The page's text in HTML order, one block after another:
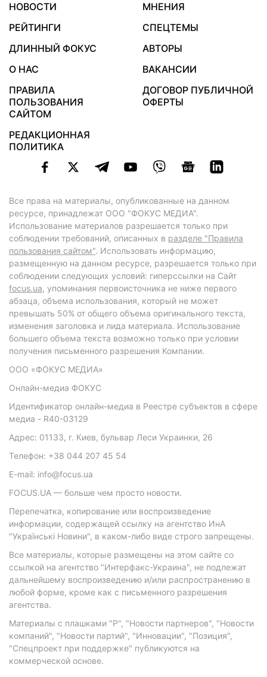
НОВОСТИ
МНЕНИЯ
РЕЙТИНГИ
СПЕЦТЕМЫ
ДЛИННЫЙ ФОКУС
АВТОРЫ
О НАС
ВАКАНСИИ
ПРАВИЛА
ПОЛЬЗОВАНИЯ
САЙТОМ
ДОГОВОР ПУБЛИЧНОЙ
ОФЕРТЫ
РЕДАКЦИОННАЯ
ПОЛИТИКА
Все права на материалы, опубликованные на данном
ресурсе, принадлежат ООО "ФОКУС МЕДИА".
Использование материалов разрешается только при
соблюдении требований, описанных в разделе "Правила
пользования сайтом". Использовать информацию,
размещенную на данном ресурсе, разрешается только при
соблюдении следующих условий: гиперссылки на Сайт
focus.ua, упоминания первоисточника не ниже первого
абзаца, объема использования, который не может
превышать 50% от общего объема оригинального текста,
изменения заголовка и лида материала. Использование
большего объема текста возможно только при условии
получения письменного разрешения Компании.
ООО «ФОКУС МЕДИА»
Онлайн-медиа ФОКУС
Идентификатор онлайн-медиа в Реестре субъектов в сфере
медиа - R40-03129
Адрес: 01133, г. Киев, бульвар Леси Украинки, 26
Телефон: +38 044 207 45 54
E-mail: info@focus.ua
FOCUS.UA — больше чем просто новости.
Перепечатка, копирование или воспроизведение
информации, содержащей ссылку на агентство ИнА
"Українські Новини", в каком-либо виде строго запрещены.
Все материалы, которые размещены на этом сайте со
ссылкой на агентство "Интерфакс-Украина", не подлежат
дальнейшему воспроизведению и/или распространению в
любой форме, кроме как с письменного разрешения
агентства.
Материалы с плашками "Р", "Новости партнеров", "Новости
компаний", "Новости партий", "Инновации", "Позиция",
"Спецпроект при поддержке" публикуются на
коммерческой основе.